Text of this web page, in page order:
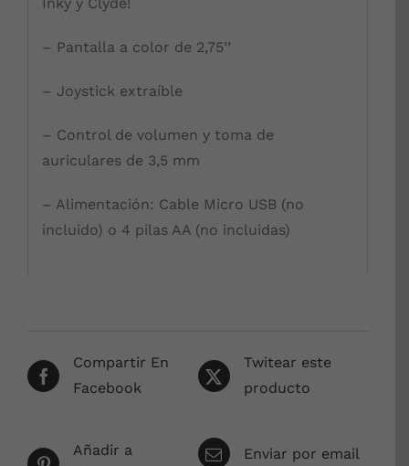
Inky y Clyde!
– Pantalla a color de 2,75’’
– Joystick extraíble
– Control de volumen y toma de
auriculares de 3,5 mm
– Alimentación: Cable Micro USB (no
incluido) o 4 pilas AA (no incluidas)
Compartir En
Facebook
Twitear este
producto
Añadir a
Enviar por email